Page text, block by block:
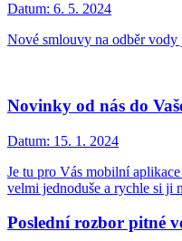
Datum: 6. 5. 2024
Nové smlouvy na odběr vody
Novinky od nás do
Datum: 15. 1. 2024
Je tu pro Vás mobilní
velmi jednoduše a rychle si ji
Poslední rozbor pitné